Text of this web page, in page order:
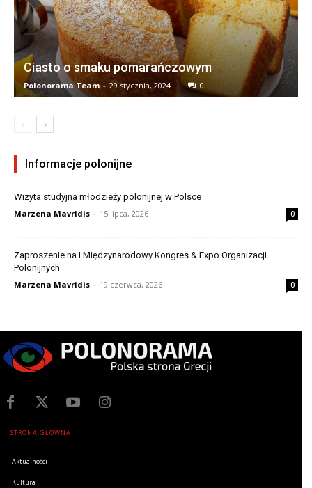
Ciasto o smaku pomarańczowym
Polonorama Team - 29 stycznia, 2024 0
Informacje polonijne
Wizyta studyjna młodzieży polonijnej w Polsce
Marzena Mavridis - 15 lipca, 2026 0
Zaproszenie na I Międzynarodowy Kongres & Expo Organizacji
Polonijnych
Marzena Mavridis - 19 czerwca, 2026 0
STRONA GŁÓWNA
Aktualności
Kultura